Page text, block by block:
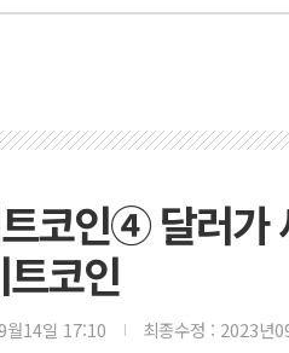
코인④ 달러가
코인
월14일 17:10 최종수정 : 2023년